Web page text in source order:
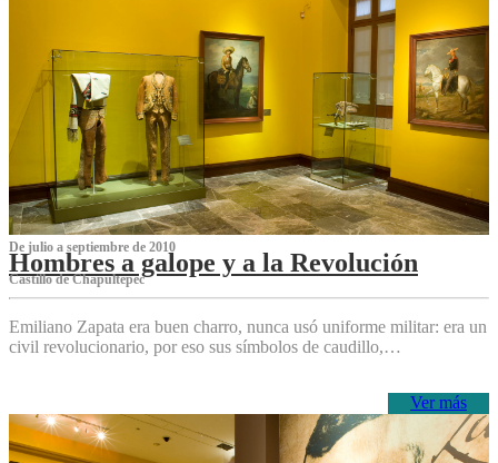
De julio a septiembre de 2010
Hombres a galope y a la Revolución
Castillo de Chapultepec
Emiliano Zapata era buen charro, nunca usó uniforme militar: era un
civil revolucionario, por eso sus símbolos de caudillo,…
Ver más